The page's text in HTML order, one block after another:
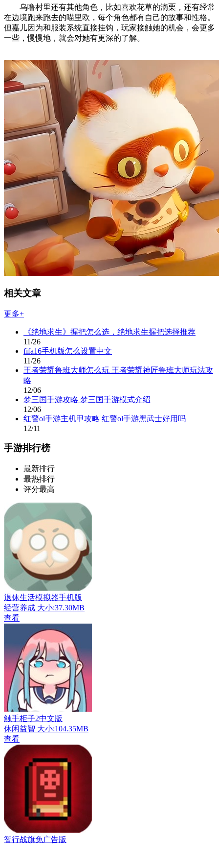
乌噜村里还有其他角色，比如喜欢花草的滴栗，还有经常
在边境跑来跑去的喵里欧，每个角色都有自己的故事和性格。
但嘉儿因为和服装系统直接挂钩，玩家接触她的机会，会更多
一些，慢慢地，就会对她有更深的了解。
相关文章
更多+
《绝地求生》握把怎么选，绝地求生握把选择推荐
11/26
fifa16手机版怎么设置中文
11/26
王者荣耀鲁班大师怎么玩 王者荣耀神匠鲁班大师玩法攻
略
12/06
梦三国手游攻略 梦三国手游模式介绍
12/06
红警ol手游主机甲攻略 红警ol手游黑武士好用吗
12/11
手游排行榜
最新排行
最热排行
评分最高
退休生活模拟器手机版
经营养成 大小:37.30MB
查看
触手柜子2中文版
休闲益智 大小:104.35MB
查看
智行战旗免广告版